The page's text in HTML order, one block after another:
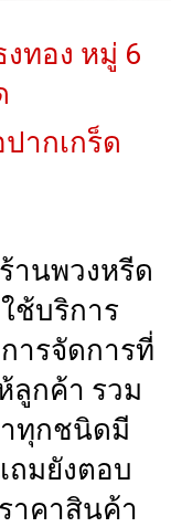
ทอง หมู่ 6
ากเกร็ด
านพวงหรีด
ช้บริการ
ารจัดการที่
ลูกค้า รวม
าทุกชนิดมี
มยังตอบ
าคาสินค้า